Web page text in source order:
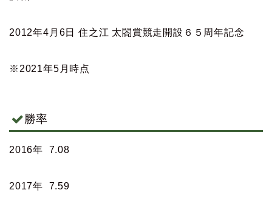
2012年4月6日 住之江 太閤賞競走開設６５周年記念
※2021年5月時点
勝率
2016年 7.08
2017年 7.59